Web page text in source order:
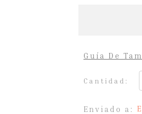
Cantidad:
Enviado a:
Guía De